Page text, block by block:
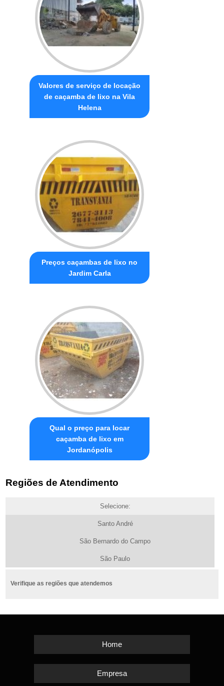
Valores de serviço de locação
de caçamba de lixo na Vila
Helena
Preços caçambas de lixo no
Jardim Carla
Qual o preço para locar
caçamba de lixo em
Jordanópolis
Regiões de Atendimento
Selecione:
Santo André
São Bernardo do Campo
São Paulo
Verifique as regiões que atendemos
Home
Empresa